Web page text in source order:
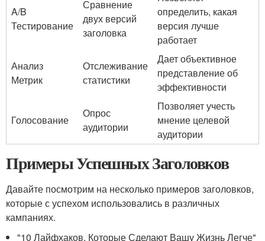
A/B
Тестирование
Сравнение
двух версий
заголовка
определить, какая
версия лучше
работает
Анализ
Метрик
Отслеживание
статистики
Дает объективное
представление об
эффективности
Голосование
Опрос
аудитории
Позволяет учесть
мнение целевой
аудитории
Примеры Успешных Заголовков
Давайте посмотрим на несколько примеров заголовков,
которые с успехом использовались в различных
кампаниях.
"10 Лайфхаков, Которые Сделают Вашу Жизнь Легче"